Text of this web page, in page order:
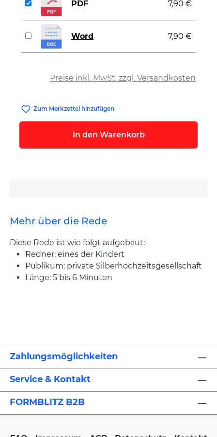
Preise inkl. MwSt. zzgl. Versandkosten
PDF 7,90 €
Word 7,90 €
Zum Merkzettel hinzufügen
In den Warenkorb
Mehr über die Rede
Diese Rede ist wie folgt aufgebaut:
Redner: eines der Kindert
Publikum: private Silberhochzeitsgesellschaft
Länge: 5 bis 6 Minuten
Zahlungsmöglichkeiten
Service & Kontakt
FORMBLITZ B2B